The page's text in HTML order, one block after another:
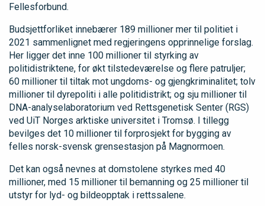
Fellesforbund.
Budsjettforliket innebærer 189 millioner mer til politiet i
2021 sammenlignet med regjeringens opprinnelige forslag.
Her ligger det inne 100 millioner til styrking av
politidistriktene, for økt tilstedeværelse og flere patruljer;
60 millioner til tiltak mot ungdoms- og gjengkriminalitet; tolv
millioner til dyrepoliti i alle politidistrikt; og sju millioner til
DNA-analyselaboratorium ved Rettsgenetisk Senter (RGS)
ved UiT Norges arktiske universitet i Tromsø. I tillegg
bevilges det 10 millioner til forprosjekt for bygging av
felles norsk-svensk grensestasjon på Magnormoen.
Det kan også nevnes at domstolene styrkes med 40
millioner, med 15 millioner til bemanning og 25 millioner til
utstyr for lyd- og bildeopptak i rettssalene.